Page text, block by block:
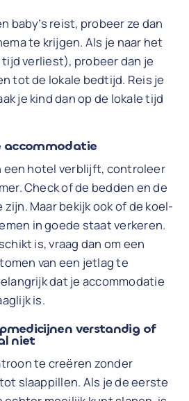
baby’s reist, probeer ze dan
te krijgen. Als je naar het
verliest), probeer dan je
tot de lokale bedtijd. Reis je
je kind dan op de lokale tijd
accommodatie
een hotel verblijft, controleer
Check of de bedden en de
Maar bekijk ook of de koel-
in goede staat verkeren.
is, vraag dan om een
van een jetlag te
dat je accommodatie
is.
verstandig of
niet
te creëren zonder
slaappillen. Als je de eerste